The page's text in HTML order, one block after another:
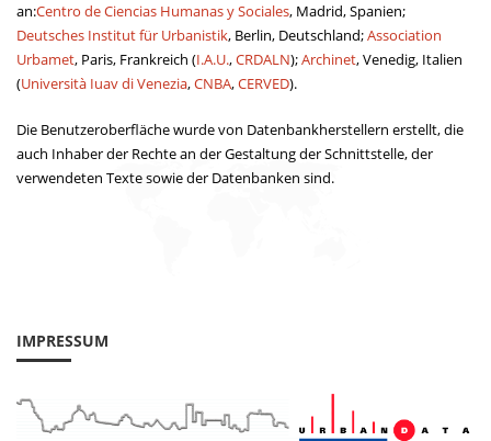
an:Centro de Ciencias Humanas y Sociales, Madrid, Spanien;
Deutsches Institut für Urbanistik, Berlin, Deutschland;Association
Urbamet, Paris, Frankreich (I.A.U.,CRDALN);Archinet, Venedig, Italien
(Università Iuav di Venezia,CNBA,CERVED).
Die Benutzeroberfläche wurde von Datenbankherstellern erstellt, die
auch Inhaber der Rechte an der Gestaltung der Schnittstelle, der
verwendeten Texte sowie der Datenbanken sind.
IMPRESSUM